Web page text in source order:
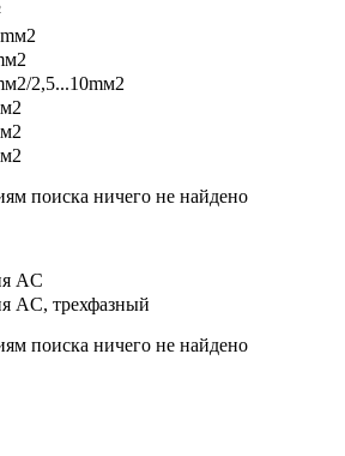
2,5...10mм2
поиска ничего не найдено
AC
AC, трехфазный
поиска ничего не найдено